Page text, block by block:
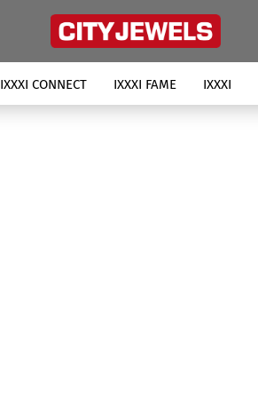
IXXXI CONNECT IXXXI FAME IXXXI